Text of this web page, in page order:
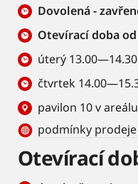
Dovolená -
Otevírací doba
úterý 13.00—14.30
čtvrtek
pavilon 10 v
podmínky prodeje
Otevírací